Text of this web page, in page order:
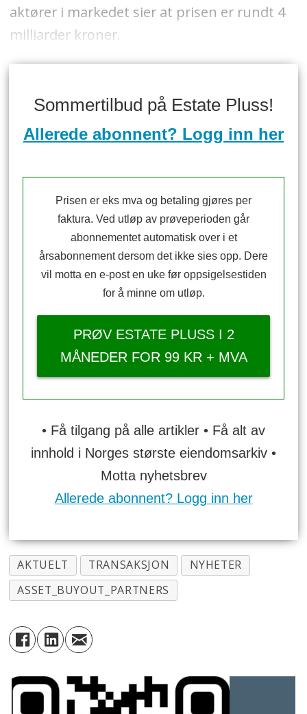
aktører i markedet sier at prisen er rundt 4
milliarder kroner.
Sommertilbud på Estate Pluss!
Allerede abonnent? Logg inn her
Prisen er eks mva og betaling gjøres per
faktura. Ved utløp av prøveperioden går
abonnementet automatisk over i et
årsabonnement dersom det ikke sies opp. Dere
vil motta en e-post en uke før oppsigelsestiden
for å minne om utløp.
PRØV ESTATE PLUSS I 2
MÅNEDER FOR 99 KR + MVA
• Få tilgang på alle artikler • Få alt av
innhold i Norges største eiendomsarkiv •
Motta nyhetsbrev
Allerede abonnent? Logg inn her
AKTUELT TRANSAKSJON
NYHETER
ASSET_BUYOUT_PARTNERS